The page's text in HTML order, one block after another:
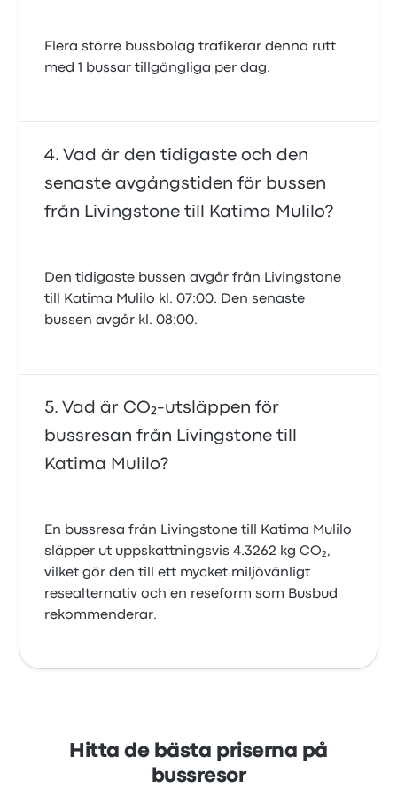
Flera större bussbolag trafikerar denna rutt
med 1 bussar tillgängliga per dag.
Vad är den tidigaste och den
senaste avgångstiden för bussen
från Livingstone till Katima Mulilo?
Den tidigaste bussen avgår från Livingstone
till Katima Mulilo kl. 07:00. Den senaste
bussen avgår kl. 08:00.
Vad är CO₂-utsläppen för
bussresan från Livingstone till
Katima Mulilo?
En bussresa från Livingstone till Katima Mulilo
släpper ut uppskattningsvis 4.3262 kg CO₂,
vilket gör den till ett mycket miljövänligt
resealternativ och en reseform som Busbud
rekommenderar.
Hitta de bästa priserna på
bussresor